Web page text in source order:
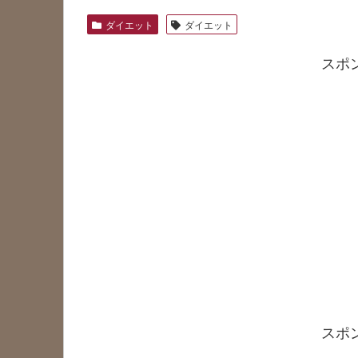
ダイエット ダイエット
スポ
スポ